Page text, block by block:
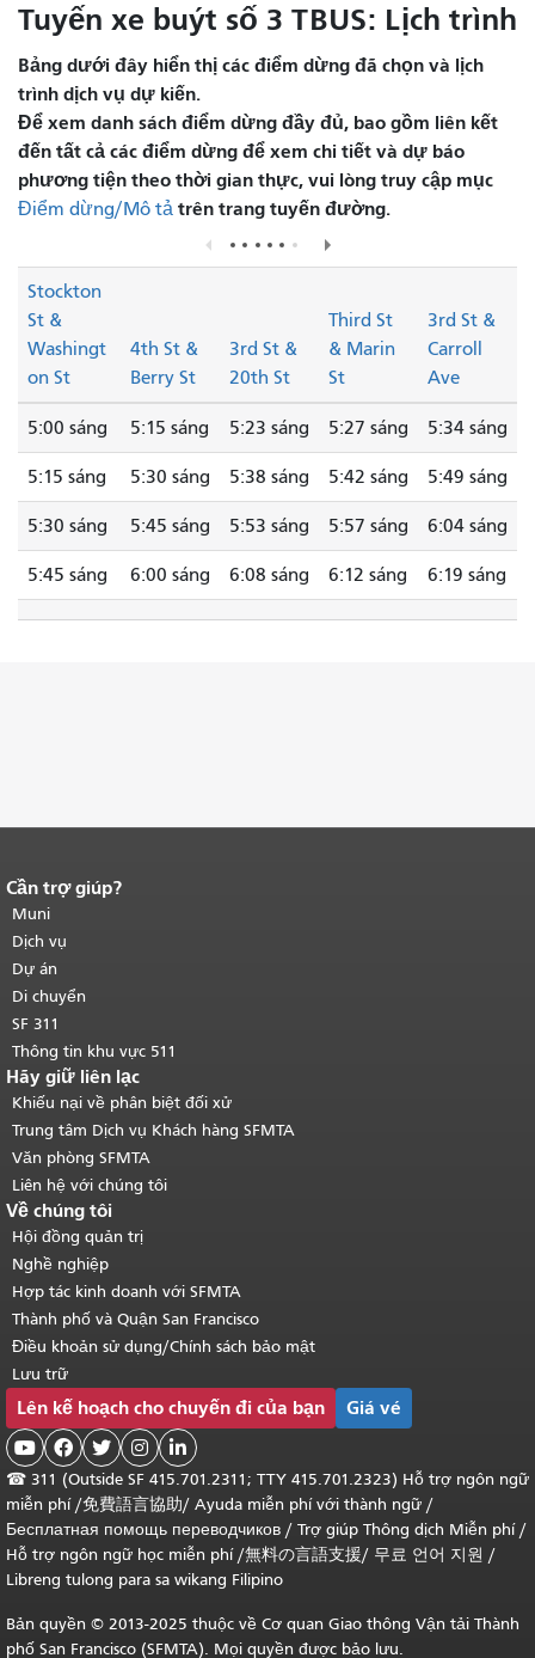
Tuyến xe buýt số 3 TBUS: Lịch trình
Bảng dưới đây hiển thị các điểm dừng đã chọn và lịch
trình dịch vụ dự kiến.
Để xem danh sách điểm dừng đầy đủ, bao gồm liên kết
đến tất cả các điểm dừng để xem chi tiết và dự báo
phương tiện theo thời gian thực, vui lòng truy cập mục
Điểm dừng/Mô tả trên trang tuyến đường.
Stockton
St &
Washingt
on St
4th St &
Berry St
3rd St &
20th St
Third St
& Marin
St
3rd St &
Carroll
Ave
5:00 sáng 5:15 sáng 5:23 sáng 5:27 sáng 5:34 sáng
5:15 sáng 5:30 sáng 5:38 sáng 5:42 sáng 5:49 sáng
5:30 sáng 5:45 sáng 5:53 sáng 5:57 sáng 6:04 sáng
5:45 sáng 6:00 sáng 6:08 sáng 6:12 sáng 6:19 sáng
Kết thúc nội dung trang.
của trang này được lặp lại trên mọi
trang.Quay lại đầu trang nội dung
chính.
Cần trợ giúp?
Muni
Dịch vụ
Dự án
Di chuyển
SF 311
Thông tin khu vực 511
Hãy giữ liên lạc
Khiếu nại về phân biệt đối xử
Trung tâm Dịch vụ Khách hàng SFMTA
Văn phòng SFMTA
Liên hệ với chúng tôi
Về chúng tôi
Hội đồng quản trị
Nghề nghiệp
Hợp tác kinh doanh với SFMTA
Thành phố và Quận San Francisco
Điều khoản sử dụng/Chính sách bảo mật
Lưu trữ
Lên kế hoạch cho chuyến đi của bạn Giá vé
    
☎ 311 (Outside SF 415.701.2311; TTY 415.701.2323) Hỗ trợ ngôn ngữ
miễn phí /免費語言協助/ Ayuda miễn phí với thành ngữ /
Бесплатная помощь переводчиков / Trợ giúp Thông dịch Miễn phí/
Hỗ trợ ngôn ngữ học miễn phí/無料の言語支援/ 무료 언어 지원 /
Libreng tulong para sa wikang Filipino
Bản quyền © 2013-2025 thuộc về Cơ quan Giao thông Vận tải Thành
phố San Francisco (SFMTA). Mọi quyền được bảo lưu.